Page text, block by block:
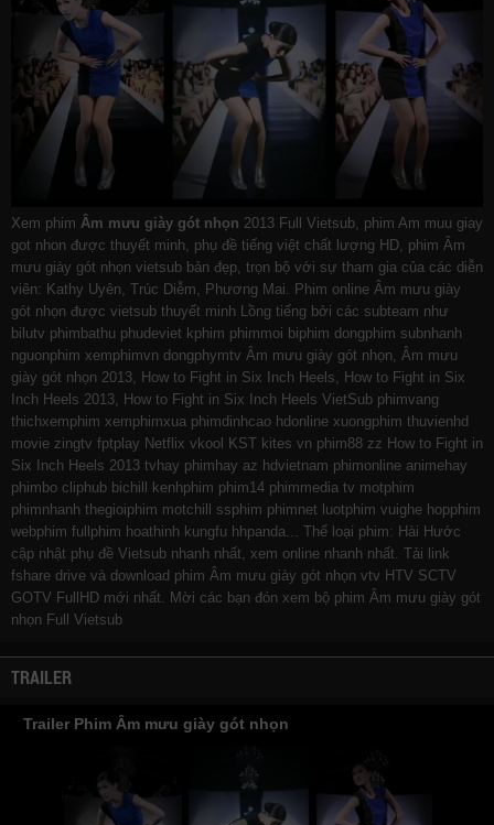
Xem phim Âm mưu giày gót nhọn 2013 Full Vietsub, phim Am muu giay
got nhon được thuyết minh, phụ đề tiếng việt chất lượng HD, phim Âm
mưu giày gót nhọn vietsub bản đẹp, trọn bộ với sự tham gia của các diễn
viên: Kathy Uyên, Trúc Diễm, Phương Mai. Phim online Âm mưu giày
gót nhọn được vietsub thuyết minh Lồng tiếng bởi các subteam như
bilutv phimbathu phudeviet kphim phimmoi biphim dongphim subnhanh
nguonphim xemphimvn dongphymtv Âm mưu giày gót nhọn, Âm mưu
giày gót nhọn 2013, How to Fight in Six Inch Heels, How to Fight in Six
Inch Heels 2013, How to Fight in Six Inch Heels VietSub phimvang
thichxemphim xemphimxua phimdinhcao hdonline xuongphim thuvienhd
movie zingtv fptplay Netflix vkool KST kites vn phim88 zz How to Fight in
Six Inch Heels 2013 tvhay phimhay az hdvietnam phimonline animehay
phimbo cliphub bichill kenhphim phim14 phimmedia tv motphim
phimnhanh thegioiphim motchill ssphim phimnet luotphim vuighe hopphim
webphim fullphim hoathinh kungfu hhpanda ... Thể loại phim: Hài Hước
cập nhật phụ đề Vietsub nhanh nhất, xem online nhanh nhất. Tải link
fshare drive và download phim Âm mưu giày gót nhọn vtv HTV SCTV
GOTV FullHD mới nhất. Mời các bạn đón xem bộ phim Âm mưu giày gót
nhọn Full Vietsub
TRAILER
Trailer Phim Âm mưu giày gót nhọn